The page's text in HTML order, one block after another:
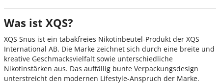
Was ist XQS?
XQS Snus ist ein tabakfreies Nikotinbeutel-Produkt der XQS
International AB. Die Marke zeichnet sich durch eine breite und
kreative Geschmacksvielfalt sowie unterschiedliche
Nikotinstärken aus. Das auffällig bunte Verpackungsdesign
unterstreicht den modernen Lifestyle-Anspruch der Marke.